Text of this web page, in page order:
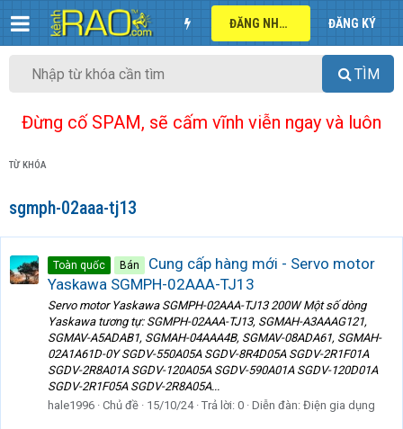
ĐĂNG NHẬP ĐĂNG KÝ
TÌM
Đừng cố SPAM, sẽ cấm vĩnh viễn ngay và luôn
TỪ KHÓA
sgmph-02aaa-tj13
Toàn quốc Bán
Cung cấp hàng mới - Servo motor
Yaskawa SGMPH-02AAA-TJ13
Servo motor Yaskawa SGMPH-02AAA-TJ13 200W Một số dòng
Yaskawa tương tự: SGMPH-02AAA-TJ13, SGMAH-A3AAAG121,
SGMAV-A5ADAB1, SGMAH-04AAA4B, SGMAV-08ADA61, SGMAH-
02A1A61D-0Y SGDV-550A05A SGDV-8R4D05A SGDV-2R1F01A
SGDV-2R8A01A SGDV-120A05A SGDV-590A01A SGDV-120D01A
SGDV-2R1F05A SGDV-2R8A05A...
hale1996 Chủ đề 15/10/24 Trả lời: 0 Diễn đàn: Điện gia dụng